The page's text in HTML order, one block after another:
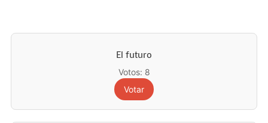
El futuro
Votos: 8
Votar